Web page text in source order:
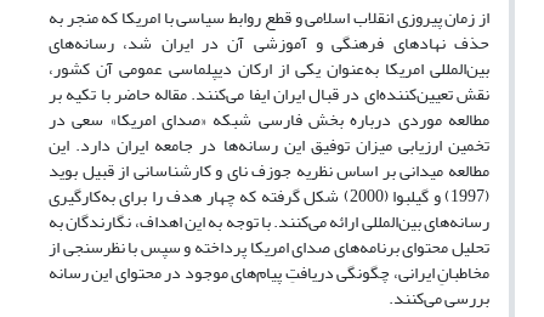
از زمان پیروزی انقلاب اسلامی و قطع روابط سیاسی با امریکا که منجر به
حذف نهادهای فرهنگی و آموزشی آن در ایران شد، رسانه‌های
بین‌المللی امریکا به‌عنوان یکی از ارکان دیپلماسی عمومی آن کشور،
نقش تعیین‌‌کننده‌ای در قبال ایران ایفا می‌کنند. مقاله حاضر با تکیه بر
مطالعه موردی درباره بخش فارسی شبکه «صدای امریکا» سعی در
تخمین ارزیابی میزان توفیق این رسانه‌ها در جامعه ایران دارد. این
مطالعه میدانی بر اساس نظریه جوزف نای و کارشناسانی از قبیل بوید
(1997) و گیلبوا (2000) شکل گرفته که چهار هدف را برای به‌کارگیری
رسانه‌های بین‌المللی ارائه می‌کنند. با توجه به این اهداف، نگارندگان به
تحلیل محتوای برنامه‌های صدای امریکا پرداخته و سپس با نظرسنجی از
مخاطبانِ ایرانی، چگونگی دریافتِ پیام‌های موجود در محتوای این رسانه
بررسی می‌کنند.